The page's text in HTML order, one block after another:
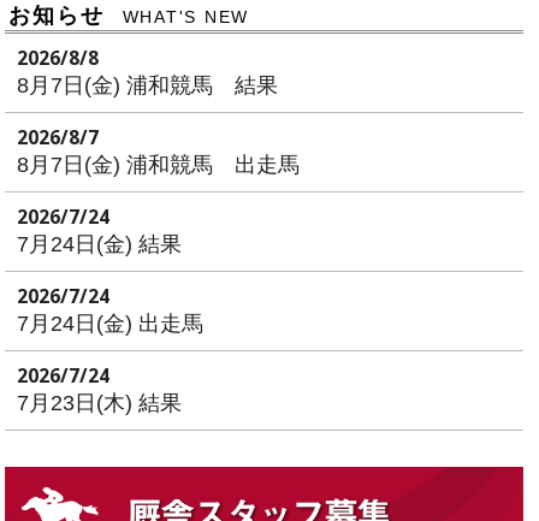
お知らせ WHAT'S NEW
2026/8/8
8月7日(金) 浦和競馬 結果
2026/8/7
8月7日(金) 浦和競馬 出走馬
2026/7/24
7月24日(金) 結果
2026/7/24
7月24日(金) 出走馬
2026/7/24
7月23日(木) 結果